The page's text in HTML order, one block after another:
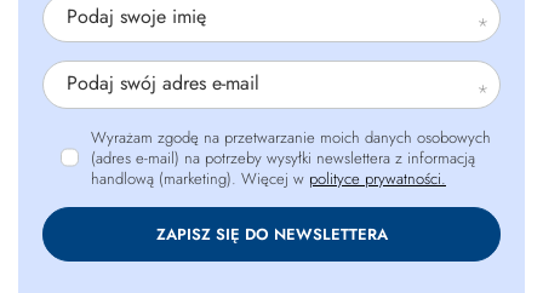
Podaj swoje imię
Podaj swój adres e-mail
Wyrażam zgodę na przetwarzanie moich danych osobowych
(adres e-mail) na potrzeby wysyłki newslettera z informacją
handlową (marketing). Więcej w polityce prywatności.
ZAPISZ SIĘ DO NEWSLETTERA